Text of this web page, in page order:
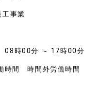
業
分 ～ 17時00分
外労働時間